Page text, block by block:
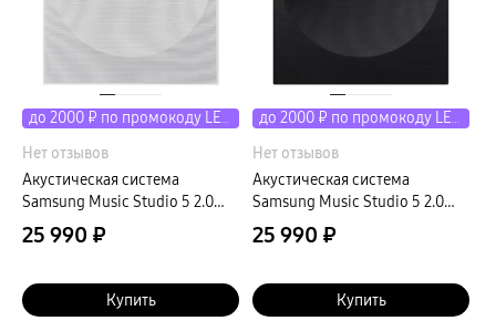
до 2000 ₽ по промокоду LETO
Нет отзывов
Акустическая система
Samsung Music Studio 5 2.0
70Вт белый
25 990 ₽
Купить
до 2000 ₽ по промокоду LETO
Нет отзывов
Акустическая система
Samsung Music Studio 5 2.0
70Вт черный
25 990 ₽
Купить